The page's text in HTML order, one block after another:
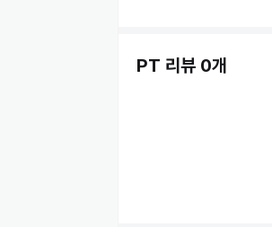
PT 리뷰 0개